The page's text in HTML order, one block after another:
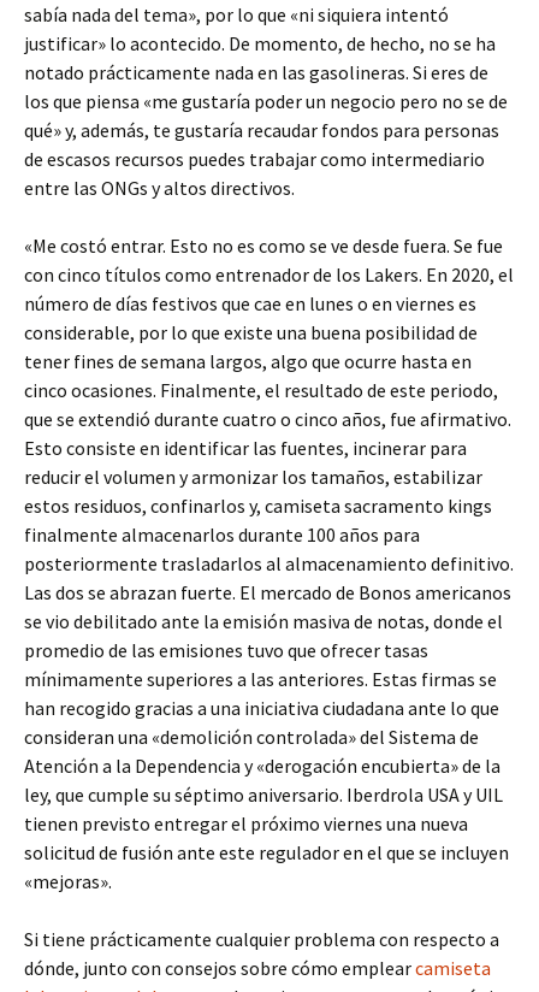
sabía nada del tema», por lo que «ni siquiera intentó
justificar» lo acontecido. De momento, de hecho, no se ha
notado prácticamente nada en las gasolineras. Si eres de
los que piensa «me gustaría poder un negocio pero no se de
qué» y, además, te gustaría recaudar fondos para personas
de escasos recursos puedes trabajar como intermediario
entre las ONGs y altos directivos.
«Me costó entrar. Esto no es como se ve desde fuera. Se fue
con cinco títulos como entrenador de los Lakers. En 2020, el
número de días festivos que cae en lunes o en viernes es
considerable, por lo que existe una buena posibilidad de
tener fines de semana largos, algo que ocurre hasta en
cinco ocasiones. Finalmente, el resultado de este periodo,
que se extendió durante cuatro o cinco años, fue afirmativo.
Esto consiste en identificar las fuentes, incinerar para
reducir el volumen y armonizar los tamaños, estabilizar
estos residuos, confinarlos y, camiseta sacramento kings
finalmente almacenarlos durante 100 años para
posteriormente trasladarlos al almacenamiento definitivo.
Las dos se abrazan fuerte. El mercado de Bonos americanos
se vio debilitado ante la emisión masiva de notas, donde el
promedio de las emisiones tuvo que ofrecer tasas
mínimamente superiores a las anteriores. Estas firmas se
han recogido gracias a una iniciativa ciudadana ante lo que
consideran una «demolición controlada» del Sistema de
Atención a la Dependencia y «derogación encubierta» de la
ley, que cumple su séptimo aniversario. Iberdrola USA y UIL
tienen previsto entregar el próximo viernes una nueva
solicitud de fusión ante este regulador en el que se incluyen
«mejoras».
Si tiene prácticamente cualquier problema con respecto a
dónde, junto con consejos sobre cómo emplearcamiseta